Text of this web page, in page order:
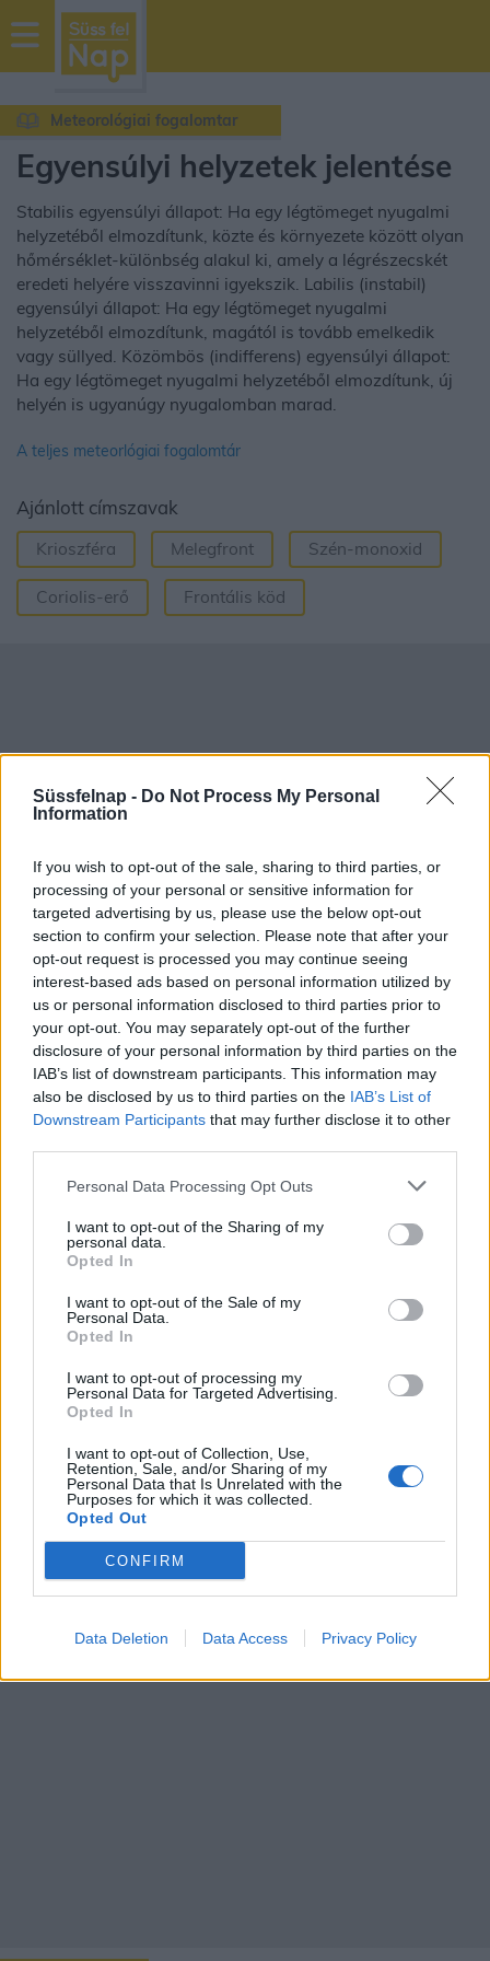
Süssfelnap - Do Not Process My Personal
Information
If you wish to opt-out of the sale, sharing to third parties, or
processing of your personal or sensitive information for
targeted advertising by us, please use the below opt-out
section to confirm your selection. Please note that after your
opt-out request is processed you may continue seeing
interest-based ads based on personal information utilized by
us or personal information disclosed to third parties prior to
your opt-out. You may separately opt-out of the further
disclosure of your personal information by third parties on the
IAB’s list of downstream participants. This information may
also be disclosed by us to third parties on the IAB’s List of
Downstream Participants that may further disclose it to other
Personal Data Processing Opt Outs
I want to opt-out of the Sharing of my
personal data.
Opted In
I want to opt-out of the Sale of my
Personal Data.
Opted In
I want to opt-out of processing my
Personal Data for Targeted Advertising.
Opted In
I want to opt-out of Collection, Use,
Retention, Sale, and/or Sharing of my
Personal Data that Is Unrelated with the
Purposes for which it was collected.
Opted Out
CONFIRM
Data Deletion Data Access Privacy Policy
sussfelnap.hu
időjárás
Meteorológiai fogalomtar
Egyensúlyi helyzetek jelentése
Stabilis egyensúlyi állapot: Ha egy légtömeget nyugalmi
helyzetéből elmozdítunk, közte és környezete között olyan
hőmérséklet-különbség alakul ki, amely a légrészecskét
eredeti helyére visszavinni igyekszik. Labilis (instabil)
egyensúlyi állapot: Ha egy légtömeget nyugalmi
helyzetéből elmozdítunk, magától is tovább emelkedik
vagy süllyed. Közömbös (indifferens) egyensúlyi állapot:
Ha egy légtömeget nyugalmi helyzetéből elmozdítunk, új
helyén is ugyanúgy nyugalomban marad.
A teljes meteorlógiai fogalomtár
Ajánlott címszavak
Krioszféra Melegfront Szén-monoxid
Coriolis-erő Frontális köd
Aktuális időjárás Óránkénti előrejelzés
30/60/90 napos előrejelzés
Vészjelzések, figyelmeztetések Orvosmeteorológia
Felhőkép Hőtérkép Páratartalom
Vízhőmérséklet Holdnaptár Receptek
Pollenjelentés Mikor? Légnyomás
Budapest időjárás előrejelzése
Aug 09.
V
30
22
Aug 10.
37
Aug 11.
36
Aug 12. Aug 13.